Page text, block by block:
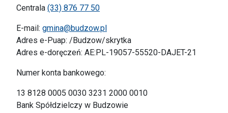
Centrala (33) 876 77 50
E-mail: gmina@budzow.pl
Adres e-Puap: /Budzow/skrytka
Adres e-doręczeń: AE:PL-19057-55520-DAJET-21
Numer konta bankowego:
13 8128 0005 0030 3231 2000 0010
Bank Spółdzielczy w Budzowie